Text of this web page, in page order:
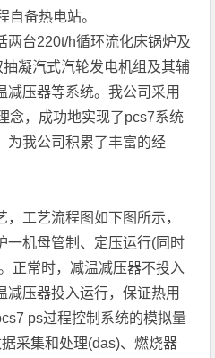
自备热电站。
两台220t/h循环流化床锅炉及
凝汽式汽轮发电机组及其辅
减压器等系统。我公司采用
念，成功地实现了pcs7系统
为我公司积累了丰富的经
工艺流程图如下图所示，
一机母管制、定压运行(同时
正常时，减温减压器不投入
减压器投入运行，保证热用
ps过程控制系统的模拟量
采集和处理(das)、燃烧器